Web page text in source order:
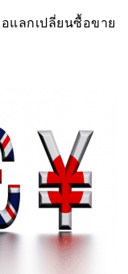
แลกเปลี่ยนซื้อขาย